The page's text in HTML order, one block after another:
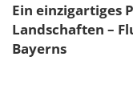
Ein einzigartiges
Landschaften –
Bayerns